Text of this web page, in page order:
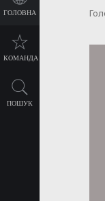
ГОЛОВНА
КОМАНДА
ПОШУК